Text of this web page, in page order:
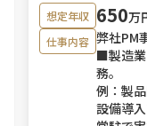
想定年収 650万
仕事内容 弊社PM
■製造業
務。
例：製
設備導